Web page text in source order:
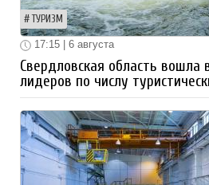
ТУРИЗМ
17:15 | 6 августа
Свердловская область вошла
лидеров по числу